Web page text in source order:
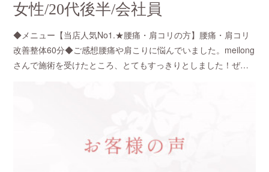
女性/20代後半/会社員
◆メニュー【当店人気No1.★腰痛・肩コリの方】腰痛・肩コリ
改善整体60分◆ご感想腰痛や肩こりに悩んでいました。meilong
さんで施術を受けたところ、とてもすっきりとしました！ぜ…